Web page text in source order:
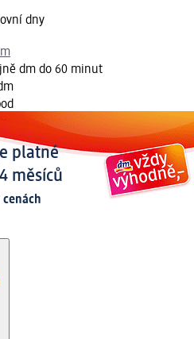
dny
dm do 60 minut
platné
měsíců